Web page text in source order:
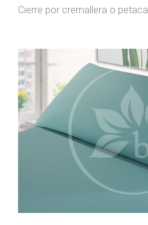
Cierre por cremallera o petaca